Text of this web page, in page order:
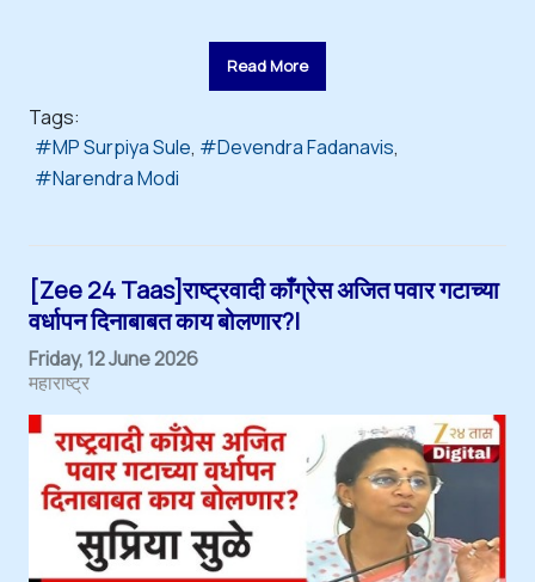
Read More
Tags:
MP Surpiya Sule
Devendra Fadanavis
Narendra Modi
[Zee 24 Taas]राष्ट्रवादी काँग्रेस अजित पवार गटाच्या
वर्धापन दिनाबाबत काय बोलणार?|
Friday, 12 June 2026
महाराष्ट्र